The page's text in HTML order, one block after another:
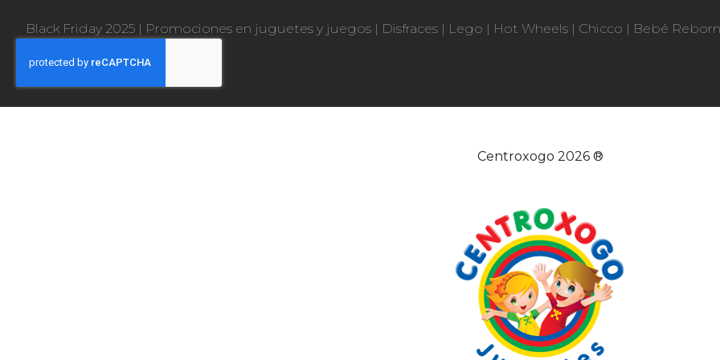
Black Friday 2025 | Promociones en juguetes y juegos | Disfraces | Lego | Hot Wheels | Chicco | Bebé Reborn
Centroxogo 2026 ®